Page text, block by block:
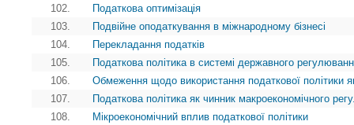
102.
Податкова оптимізація
103.
Подвійне оподаткування в міжнародному бізнесі
104.
Перекладання податків
105.
Податкова політика в системі державного
106.
Обмеження щодо використання податкової політики
107.
Податкова політика як чинник макроекономічного
108.
Мікроекономічний вплив податкової політики